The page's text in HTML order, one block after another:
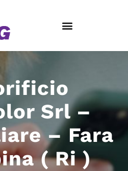
Srl –
– Fara
( Ri )